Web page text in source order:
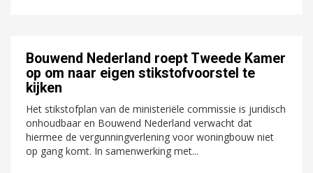
Bouwend Nederland roept Tweede Kamer
op om naar eigen stikstofvoorstel te
kijken
Het stikstofplan van de ministeriële commissie is juridisch
onhoudbaar en Bouwend Nederland verwacht dat
hiermee de vergunningverlening voor woningbouw niet
op gang komt. In samenwerking met...